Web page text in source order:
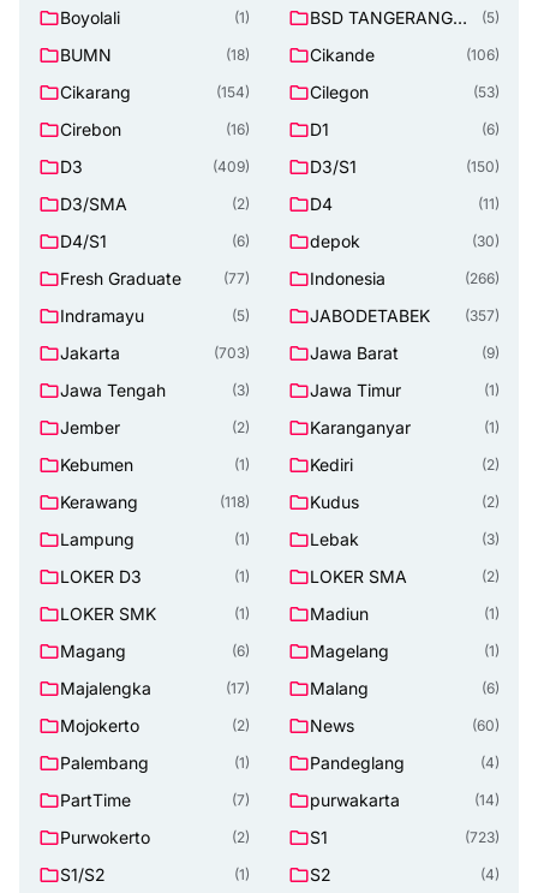
Boyolali (1)
BSD TANGERANG
(5)
BUMN (18) Cikande (106)
Cikarang (154) Cilegon (53)
Cirebon (16) D1 (6)
D3 (409) D3/S1 (150)
D3/SMA (2) D4 (11)
D4/S1 (6) depok (30)
Fresh Graduate (77) Indonesia (266)
Indramayu (5) JABODETABEK (357)
Jakarta (703) Jawa Barat (9)
Jawa Tengah (3) Jawa Timur (1)
Jember (2) Karanganyar (1)
Kebumen (1) Kediri (2)
Kerawang (118) Kudus (2)
Lampung (1) Lebak (3)
LOKER D3 (1) LOKER SMA (2)
LOKER SMK (1) Madiun (1)
Magang (6) Magelang (1)
Majalengka (17) Malang (6)
Mojokerto (2) News (60)
Palembang (1) Pandeglang (4)
PartTime (7) purwakarta (14)
Purwokerto (2) S1 (723)
S1/S2 (1) S2 (4)